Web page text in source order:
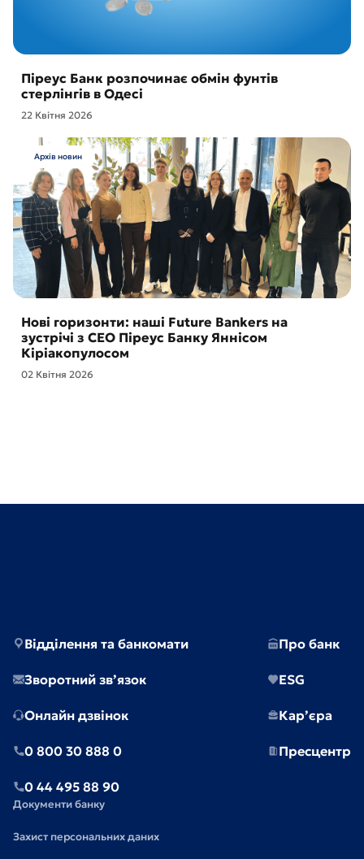
Піреус Банк розпочинає обмін фунтів
стерлінгів в Одесі
22 Квітня 2026
Архів новин
Нові горизонти: наші Future Bankers на
зустрічі з CEO Піреус Банку Яннісом
Кіріакопулосом
02 Квітня 2026
Відділення та банкомати
Зворотний зв’язок
Онлайн дзвінок
0 800 30 888 0
0 44 495 88 90
Про банк
ESG
Кар’єра
Пресцентр
Документи банку
Захист персональних даних